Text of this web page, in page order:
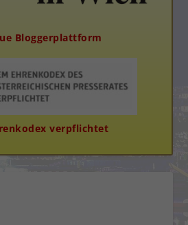
Bloggerplattform
verpflichtet